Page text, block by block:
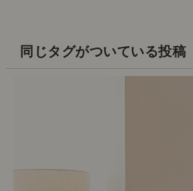
同じタグがついている投稿